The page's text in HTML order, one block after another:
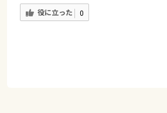
役に立った 0